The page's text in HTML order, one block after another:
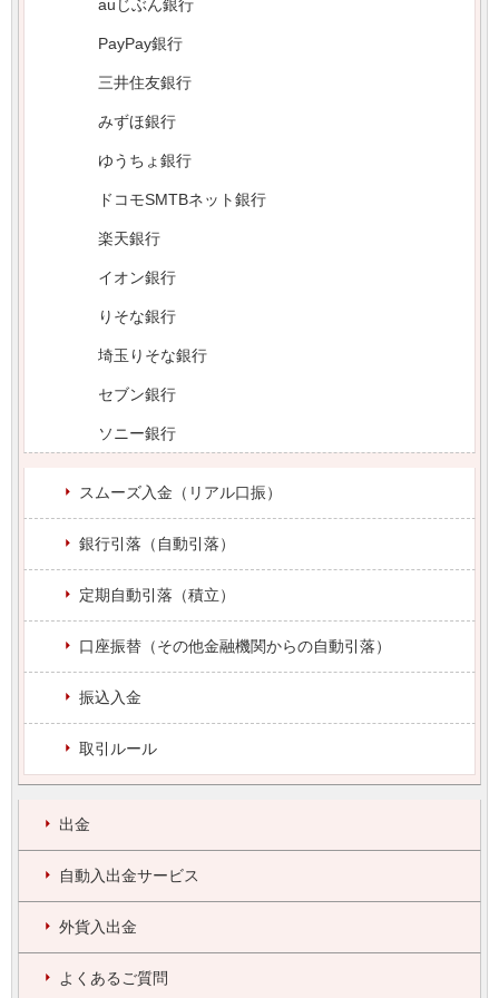
auじぶん銀行
PayPay銀行
三井住友銀行
みずほ銀行
ゆうちょ銀行
ドコモSMTBネット銀行
楽天銀行
イオン銀行
りそな銀行
埼玉りそな銀行
セブン銀行
ソニー銀行
スムーズ入金（リアル口振）
銀行引落（自動引落）
定期自動引落（積立）
口座振替（その他金融機関からの自動引落）
振込入金
取引ルール
出金
自動入出金サービス
外貨入出金
よくあるご質問